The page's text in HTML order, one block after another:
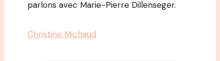
parlons avec Marie-Pierre Dillenseger.
Christine Michaud